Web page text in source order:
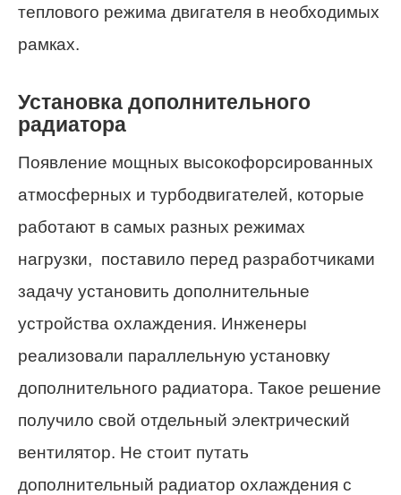
теплового режима двигателя в необходимых
рамках.
Установка дополнительного
радиатора
Появление мощных высокофорсированных
атмосферных и турбодвигателей, которые
работают в самых разных режимах
нагрузки, поставило перед разработчиками
задачу установить дополнительные
устройства охлаждения. Инженеры
реализовали параллельную установку
дополнительного радиатора. Такое решение
получило свой отдельный электрический
вентилятор. Не стоит путать
дополнительный радиатор охлаждения с